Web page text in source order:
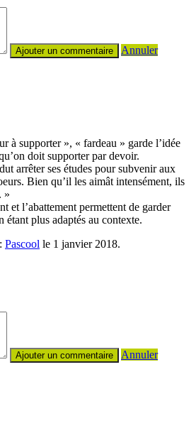
Annuler
à supporter », « fardeau » garde l’idée
doit supporter par devoir.
arrêter ses études pour subvenir aux
Bien qu’il les aimât intensément, ils
»
et l’abattement permettent de garder
étant plus adaptés au contexte.
Pascool le 1 janvier 2018.
Annuler